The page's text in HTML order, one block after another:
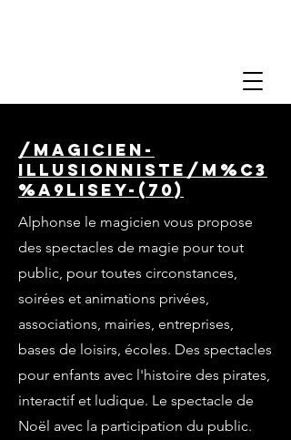
/magicien-
illusionniste/m%C3
%A9lisey-(70)
Alphonse le magicien vous propose
des spectacles de magie pour tout
public, pour toutes circonstances,
soirées et animations privées,
associations, mairies, entreprises,
bases de loisirs, écoles. Des spectacles
pour enfants avec l'histoire des pirates,
interactif et ludique. Le spectacle de
Noël avec la participation du public.